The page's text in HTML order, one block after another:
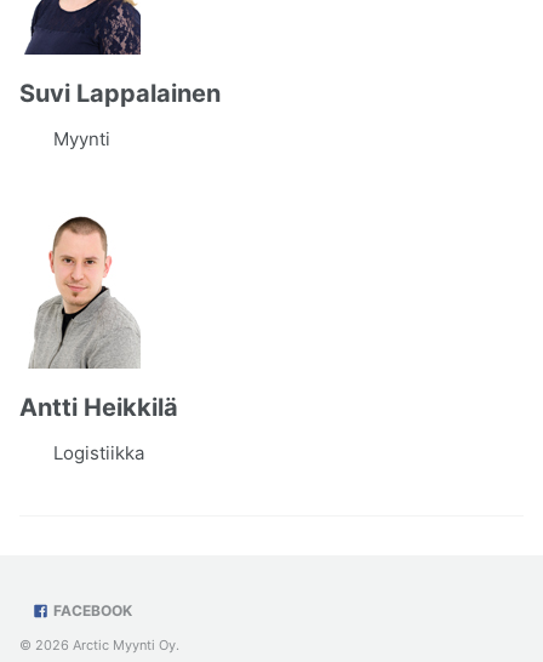
Suvi Lappalainen
Myynti
Antti Heikkilä
Logistiikka
FACEBOOK
© 2026 Arctic Myynti Oy.